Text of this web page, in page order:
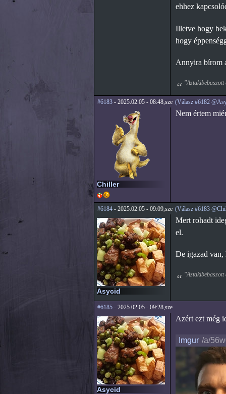
ehhez
Illetve hogy
hogy
Annyira bírom
"Aztakibebaszott
#6183- 2025.02.05 - 08:48,sze (Válasz #6182
Chiller
Nem értem
#6184- 2025.02.05 - 09:09,sze (Válasz #6183
Asycid
Mert rohadt
el.
De igazad
"Aztakibebaszott
#6185- 2025.02.05 - 09:28,sze
Asycid
Azért ezt még
Imgur /a/